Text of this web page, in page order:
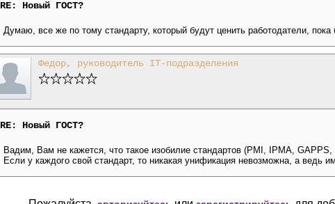
RE: Новый ГОСТ?
Думаю, все же по тому стандарту, который будут ценить работодатели,
Федор, руководитель IT-подразделения
RE: Новый ГОСТ?
Вадим, Вам не кажется, что такое изобилие стандартов (PMI, IPMA,
Если у каждого свой стандарт, то никакая унификация невозможна, а ведь